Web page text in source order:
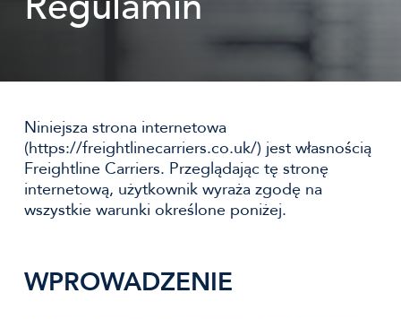
Niniejsza strona internetowa
(https://freightlinecarriers.co.uk/) jest własnością
Freightline Carriers. Przeglądając tę stronę
internetową, użytkownik wyraża zgodę na
wszystkie warunki określone poniżej.
WPROWADZENIE